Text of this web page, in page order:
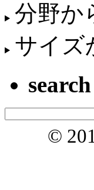
分野か
サイズ
search
©